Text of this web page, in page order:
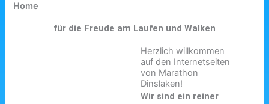
Home
für die Freude am Laufen und Walken
Herzlich willkommen
auf den Internetseiten
von Marathon
Dinslaken!
Wir sind ein reiner